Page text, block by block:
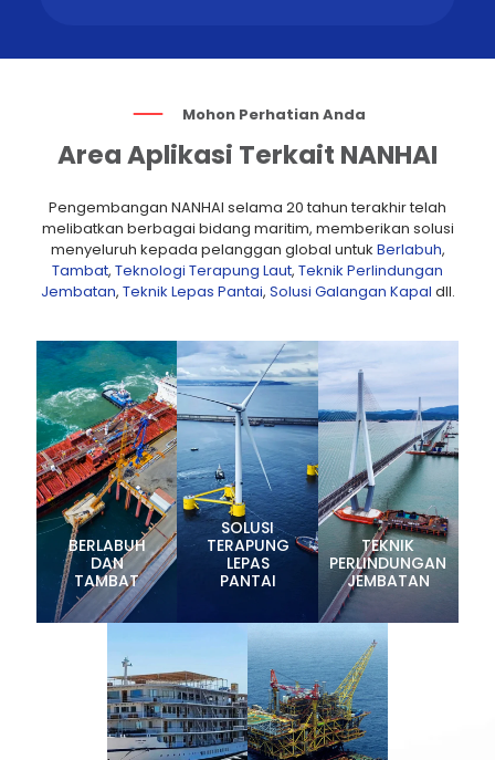
Mohon Perhatian Anda
Area Aplikasi Terkait NANHAI
Pengembangan NANHAI selama 20 tahun terakhir telah
melibatkan berbagai bidang maritim, memberikan solusi
menyeluruh kepada pelanggan global untuk Berlabuh,
Tambat, Teknologi Terapung Laut, Teknik Perlindungan
Jembatan, Teknik Lepas Pantai, Solusi Galangan Kapal dll.
BERLABUH
DAN
TAMBAT
SOLUSI
TERAPUNG
LEPAS
PANTAI
TEKNIK
PERLINDUNGAN
JEMBATAN